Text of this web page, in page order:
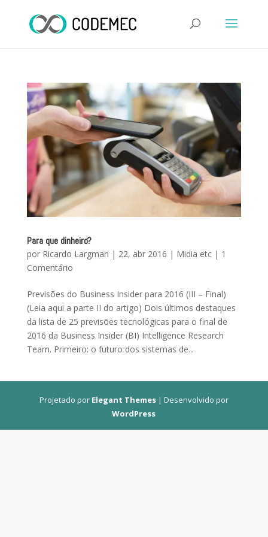
Para que dinheiro?
por Ricardo Largman | 22, abr 2016 | Midia etc| 1
Comentário
Previsões do Business Insider para 2016 (III – Final)
(Leia aqui a parte II do artigo) Dois últimos destaques
da lista de 25 previsões tecnológicas para o final de
2016 da Business Insider (BI) Intelligence Research
Team. Primeiro: o futuro dos sistemas de...
Projetado por Elegant Themes| Desenvolvido por
WordPress